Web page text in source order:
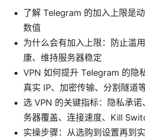
了解 Telegram 的加入上限是
数值
为什么会有加入上限：防止滥
康、维持服务器稳定
VPN 如何提升 Telegram 的隐
真实 IP、加密传输、分割隧道
选 VPN 的关键指标：隐私承
务器覆盖、连接速度、Kill
实操步骤：从选购到设置再到